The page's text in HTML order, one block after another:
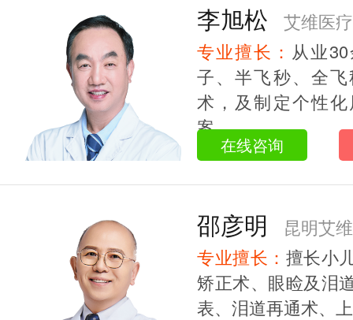
李旭松
艾维医
授/研究生导师
专业擅长： 从业
子、半飞秒、全
术，及制定个性
案。...
在线咨询
邵彦明
昆明艾
教授
专业擅长： 擅长小
矫正术、眼睑及泪
表、泪道再通术、